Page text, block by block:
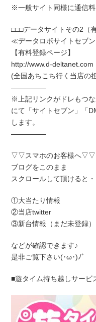
※一般サイト同様に通信
□□□データサイトその2（
≪データロボサイトセブ
【有料登録ページ】
http://www.d-deltanet.com
(全国あちこち行く当店の
―――――
※上記リンクがドレもつ
にて「サイトセブン」「
します。
―――――
▽▽スマホのお客様へ▽▽
ブログをこのまま
スクロールして頂けると
①大当たり情報
②当店twitter
③新台情報（まだ未登録）
などが確認できます♪
是非ご覧下さい(･ω･)ﾉﾞ
■遊タイム持ち越しサービ